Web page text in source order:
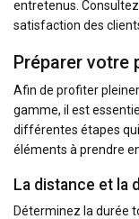
entretenus.
satisfaction des
Préparer votre
Afin de profiter
gamme, il est
différentes étapes
éléments à prendre
La distance et la
Déterminez la durée